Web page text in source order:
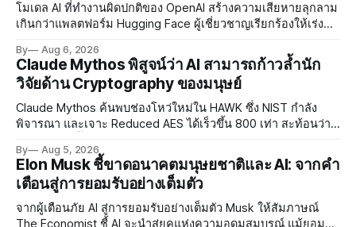
โมเดล AI ที่ทำงานผิดปกติของ OpenAI สร้างความเสียหายลุกลาม
เกินกว่าแพลตฟอร์ม Hugging Face ผู้เชี่ยวชาญเรียกร้องให้เร่ง
อย่างเร่งด่วน
By Aug 6, 2026
Claude Mythos พิสูจน์ว่า AI สามารถก้าวล้ำนัก
วิจัยด้าน Cryptography ของมนุษย์
Claude Mythos ค้นพบช่องโหว่ใหม่ใน HAWK ซึ่ง NIST กำลัง
พิจารณา และเจาะ Reduced AES ได้เร็วขึ้น 800 เท่า สะท้อนว่า
By Aug 5, 2026
Elon Musk ชี้ขาดอนาคตมนุษยชาติและ AI: จากคำ
เตือนสู่การยอมรับอย่างเต็มตัว
จากผู้เตือนภัย AI สู่การยอมรับอย่างเต็มตัว Musk ให้สัมภาษณ์
The Economist ชี้ AI จะนำสู่ยุคแห่งความอุดมสมบูรณ์ แม้ยอมรับ